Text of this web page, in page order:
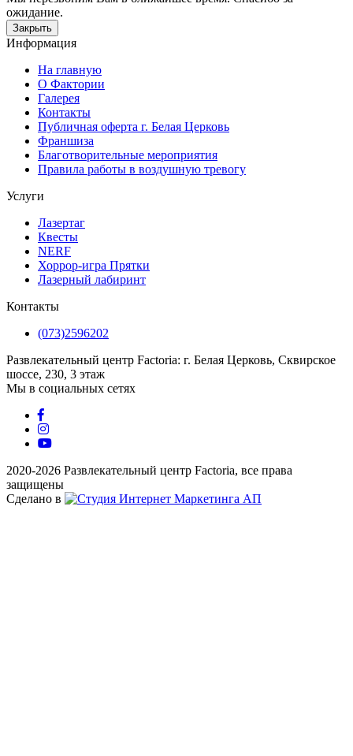
ожидание.
Закрыть
Информация
На главную
О Фактории
Галерея
Контакты
Публичная оферта г. Белая Церковь
Франшиза
Благотворительные мероприятия
Правила работы в воздушную тревогу
Услуги
Лазертаг
Квесты
NERF
Хоррор-игра Прятки
Лазерный лабиринт
Контакты
(073)2596202
Развлекательный центр Factoria: г. Белая Церковь, Сквирское
шоссе, 230, 3 этаж
Мы в социальных сетях
2020-2026 Развлекательный центр Factoria, все права
защищены
Сделано в